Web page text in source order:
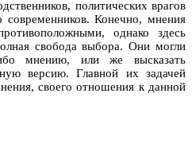
политических врагов
Конечно, мнения
однако здесь
свобода выбора. Они могли
мнению, или же высказать
версию. Главной их задачей
своего отношения к данной